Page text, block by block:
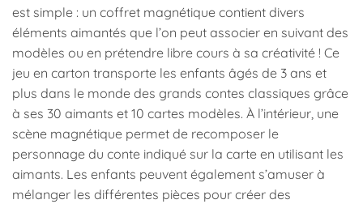
est simple : un coffret magnétique contient divers
éléments aimantés que l’on peut associer en suivant des
modèles ou en prétendre libre cours à sa créativité ! Ce
jeu en carton transporte les enfants âgés de 3 ans et
plus dans le monde des grands contes classiques grâce
à ses 30 aimants et 10 cartes modèles. À l’intérieur, une
scène magnétique permet de recomposer le
personnage du conte indiqué sur la carte en utilisant les
aimants. Les enfants peuvent également s’amuser à
mélanger les différentes pièces pour créer des